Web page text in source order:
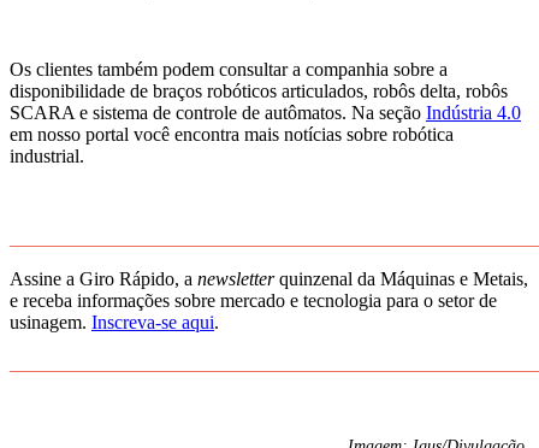
Os clientes também podem consultar a companhia sobre a
disponibilidade de braços robóticos articulados, robôs delta, robôs
SCARA e sistema de controle de autômatos. Na seção Indústria 4.0
em nosso portal você encontra mais notícias sobre robótica
industrial.
Assine a Giro Rápido, a newsletterquinzenal da Máquinas e Metais,
e receba informações sobre mercado e tecnologia para o setor de
usinagem. Inscreva-se aqui.